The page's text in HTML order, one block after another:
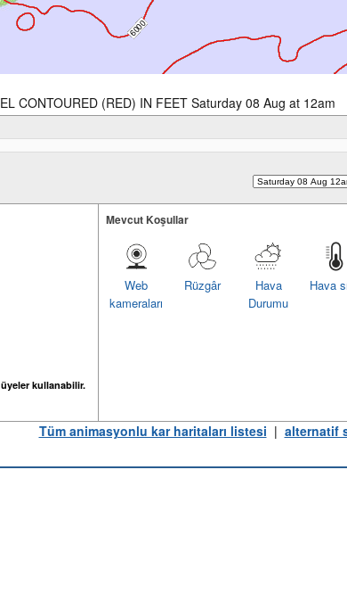
CONTOURED (RED) IN FEET Saturday 08 Aug at 12am
kullanabilir.
Mevcut Koşullar
Hava
Hava
Durumu
Rüzgâr
Web
kameraları
Tüm animasyonlu kar haritaları listesi | alternatif